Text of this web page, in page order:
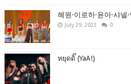
혜원·이로하·윤아·샤
July 29, 2023 0
หยุดดิ๊ (YaA!)